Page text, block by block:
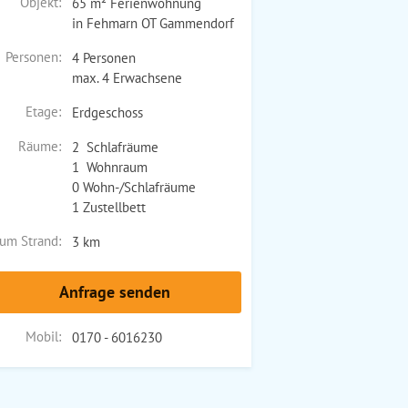
in Fehmarn OT Gammendorf
Personen:
4 Personen
max. 4 Erwachsene
Etage:
Erdgeschoss
Räume:
2 Schlafräume
1 Wohnraum
0 Wohn-/Schlafräume
1 Zustellbett
Strand:
3 km
Anfrage senden
Mobil: 0170 - 6016230